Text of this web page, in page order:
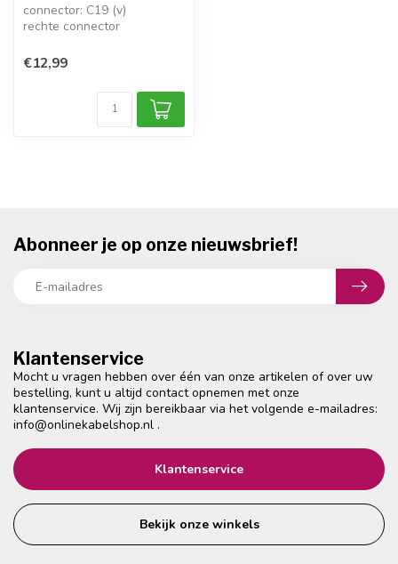
connector: C19 (v)
rechte connector
max.: 16A / 250V
conf...
€12,99
Klantenservice
Mocht u vragen hebben over één van onze artikelen of over uw
bestelling, kunt u altijd contact opnemen met onze
klantenservice. Wij zijn bereikbaar via het volgende e-mailadres:
info@onlinekabelshop.nl .
Klantenservice
Bekijk onze winkels
Abonneer je op onze nieuwsbrief!